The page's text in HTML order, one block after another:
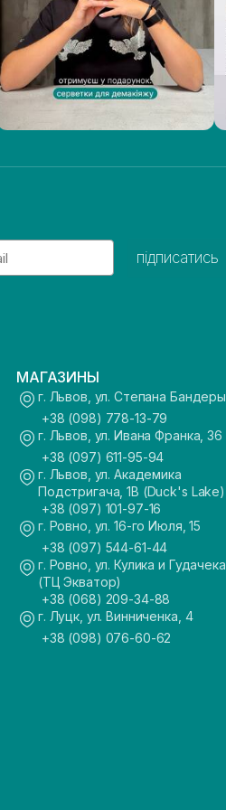
підписатись
МАГАЗИНЫ
г. Львов, ул. Степана
+38 (098) 778-13-79
г. Львов, ул. Ивана Франка, 36
+38 (097) 611-95-94
г. Львов, ул. Академика
Подстригача, 1В (Duck's Lake)
+38 (097) 101-97-16
г. Ровно, ул. 16-го Июля, 15
+38 (097) 544-61-44
г. Ровно, ул. Кулика и
(ТЦ Экватор)
+38 (068) 209-34-88
г. Луцк, ул. Винниченка, 4
+38 (098) 076-60-62